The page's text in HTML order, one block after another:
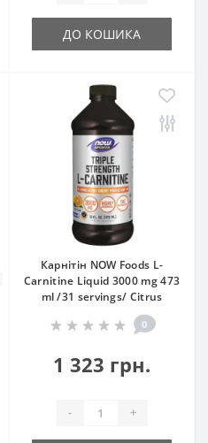
ДО КОШИКА
Карнітін NOW Foods L-
Carnitine Liquid 3000 mg 473
ml /31 servings/ Citrus
0
1 323 грн.
- +